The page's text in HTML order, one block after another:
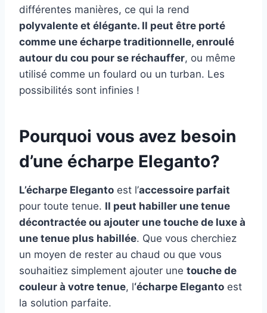
différentes manières, ce qui la rend
polyvalente et élégante. Il peut être porté
comme une écharpe traditionnelle, enroulé
autour du cou pour se réchauffer, ou même
utilisé comme un foulard ou un turban. Les
possibilités sont infinies !
Pourquoi vous avez besoin
d’une écharpe Eleganto?
L’écharpe Eleganto est l’accessoire parfait
pour toute tenue. Il peut habiller une tenue
décontractée ou ajouter une touche de luxe à
une tenue plus habillée. Que vous cherchiez
un moyen de rester au chaud ou que vous
souhaitiez simplement ajouter une touche de
couleur à votre tenue, l‘écharpe Eleganto est
la solution parfaite.